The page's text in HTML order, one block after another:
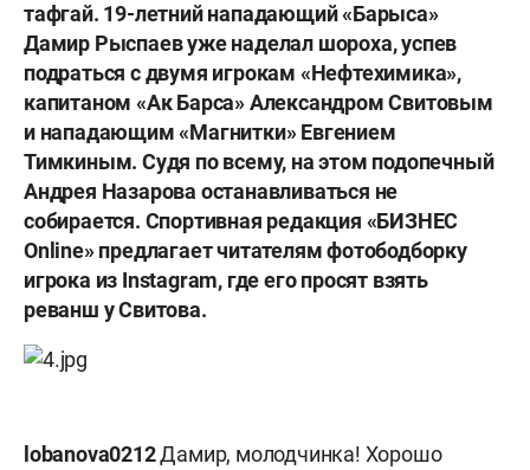
тафгай. 19-летний нападающий «Барыса»
Дамир Рыспаев уже наделал шороха, успев
подраться с двумя игрокам «Нефтехимика»,
капитаном «Ак Барса» Александром Свитовым
и нападающим «Магнитки» Евгением
Тимкиным. Судя по всему, на этом подопечный
Андрея Назарова останавливаться не
собирается. Спортивная редакция «БИЗНЕС
Online» предлагает читателям фотободборку
игрока из Instagram, где его просят взять
реванш у Свитова.
lobanova0212Дамир, молодчинка! Хорошо